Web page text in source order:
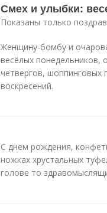
Смех и улыбки:
Показаны только
Женщину-бомбу и
весёлых понедельников,
четвергов, шоппинговых
воскресений.
С днем рождения,
ножках хрустальных
голове то